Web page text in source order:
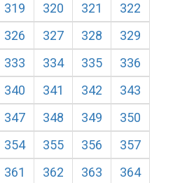
319 320 321
322
326 327 328
329
333 334 335
336
340 341 342
343
347 348 349
350
354 355 356
357
361 362 363
364